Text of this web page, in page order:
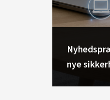
nye